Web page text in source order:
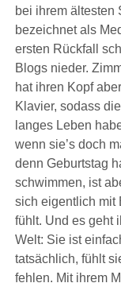
bei ihrem ältesten
bezeichnet als
ersten Rückfall
Blogs nieder.
hat ihren Kopf
Klavier, sodass
langes Leben
wenn sie’s doch
denn Geburtstag
schwimmen, ist
sich eigentlich mit
fühlt. Und es geht
Welt: Sie ist
tatsächlich, fühlt
fehlen. Mit ihrem